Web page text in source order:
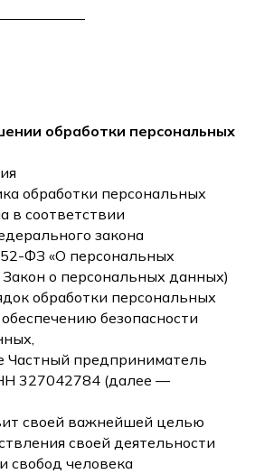
обработки персональных
обработки персональных
в соответствии
закона
ФЗ «О персональных
о персональных данных)
обработки персональных
безопасности
Частный предприниматель
327042784 (далее —
своей важнейшей целью
своей деятельности
свобод человека